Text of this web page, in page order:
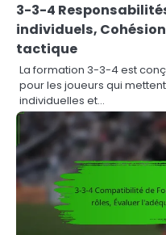
3-3-4
individuels,
tactique
La formation 3-3-4 est
pour les joueurs qui
individuelles et…